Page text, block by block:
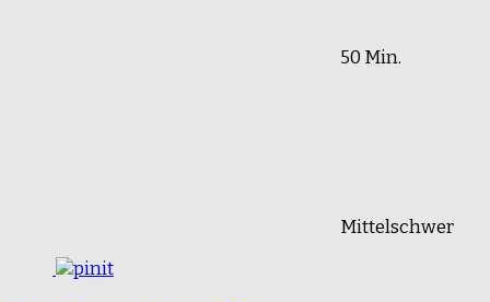
50 Min.
Mittelschwer